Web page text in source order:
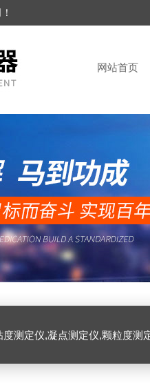
网站首页
度测定仪,凝点测定仪,颗粒度测